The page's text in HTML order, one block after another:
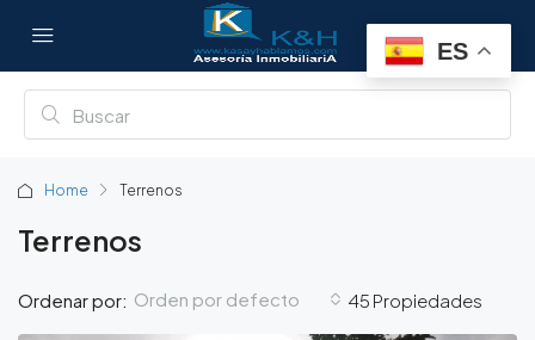
Home Terrenos
Terrenos
45 Propiedades
Ordenar por: Orden por defecto
ES